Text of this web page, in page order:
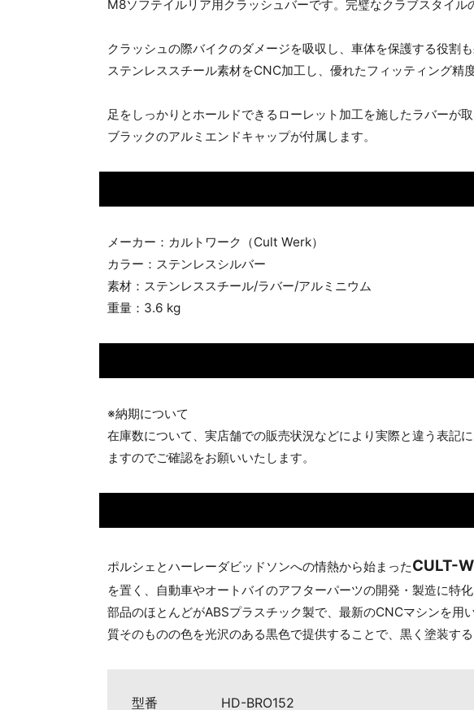
M8ソフテイルリア用クラッシュバーです。完璧なクラブスタイル
クラッシュの際バイクのダメージを吸収し、車体を保護する役割も
ステンレススチール素材をCNC加工し、優れたフィッティング精
足をしっかりとホールドできるローレット加工を施したラバーが
ブラックのアルミエンドキャップが付属します。
メーカー：カルトワーク（Cult Werk）
カラー：ステンレスシルバー
素材：ステンレススチール/ラバー/アルミニウム
重量：3.6 kg
※納期について
在庫数について、実店舗での販売状況などにより実際と違う表記
ますのでご確認をお願いいたします。
ポルシェとハーレーダビッドソンへの情熱から始まったCULT-
を置く、自動車やオートバイのアフターパーツの開発・製造に特化
部品のほとんどがABSプラスチック製で、最新のCNCマシンを
質そのものの色を光沢のある黒色で提供することで、黒く塗装す
型番 HD-BRO152